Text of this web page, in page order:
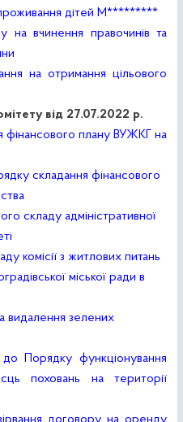
дітей М*********
вчинення правочинів та
на отримання цільового
від 27.07.2022 р.
фінансового плану ВУЖКГ на
складання фінансового
складу адміністративної
комісії з житлових питань
міської ради в
видалення зелених
Порядку функціонування
поховань на території